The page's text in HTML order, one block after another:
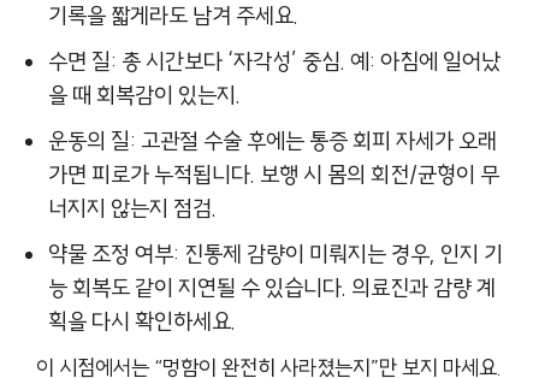
기록을 짧게라도 남겨 주세요.
수면 질: 총 시간보다 ‘자각성’ 중심. 예: 아침에 일어났
을 때 회복감이 있는지.
운동의 질: 고관절 수술 후에는 통증 회피 자세가 오래
가면 피로가 누적됩니다. 보행 시 몸의 회전/균형이 무
너지지 않는지 점검.
약물 조정 여부: 진통제 감량이 미뤄지는 경우, 인지 기
능 회복도 같이 지연될 수 있습니다. 의료진과 감량 계
획을 다시 확인하세요.
이 시점에서는 “멍함이 완전히 사라졌는지”만 보지 마세요.